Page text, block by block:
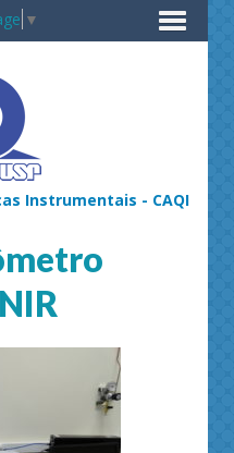
▼
Instrumentais - CAQI